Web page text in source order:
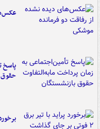
پاسخ
حقوق
برخورد